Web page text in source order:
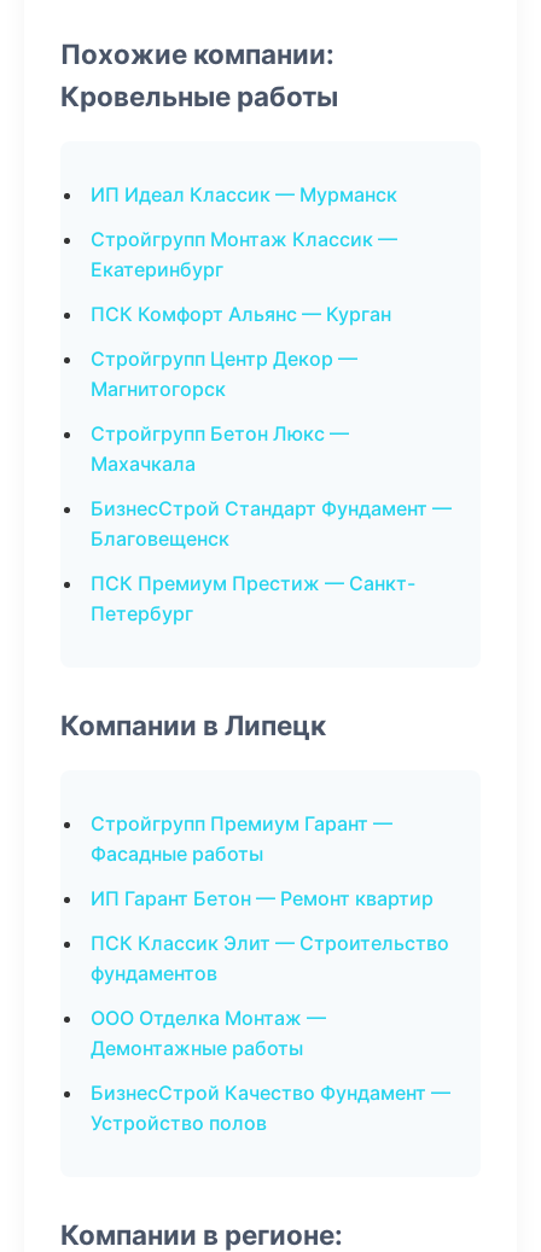
Похожие компании:
Кровельные работы
ИП Идеал Классик — Мурманск
Стройгрупп Монтаж Классик —
Екатеринбург
ПСК Комфорт Альянс — Курган
Стройгрупп Центр Декор —
Магнитогорск
Стройгрупп Бетон Люкс —
Махачкала
БизнесСтрой Стандарт Фундамент —
Благовещенск
ПСК Премиум Престиж — Санкт-
Петербург
Компании в Липецк
Стройгрупп Премиум Гарант —
Фасадные работы
ИП Гарант Бетон — Ремонт квартир
ПСК Классик Элит — Строительство
фундаментов
ООО Отделка Монтаж —
Демонтажные работы
БизнесСтрой Качество Фундамент —
Устройство полов
Компании в регионе: